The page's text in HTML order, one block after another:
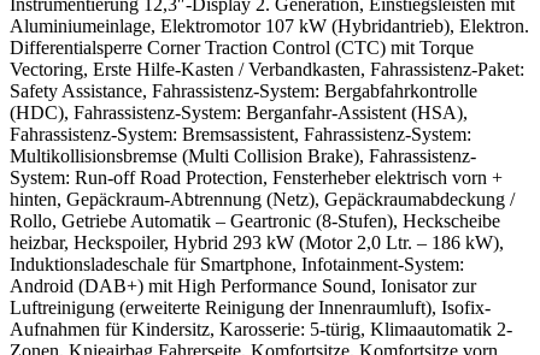
Instrumentierung 12,3″-Display 2. Generation, Einstiegsleisten mit
Aluminiumeinlage, Elektromotor 107 kW (Hybridantrieb), Elektron.
Differentialsperre Corner Traction Control (CTC) mit Torque
Vectoring, Erste Hilfe-Kasten / Verbandkasten, Fahrassistenz-Paket:
Safety Assistance, Fahrassistenz-System: Bergabfahrkontrolle
(HDC), Fahrassistenz-System: Berganfahr-Assistent (HSA),
Fahrassistenz-System: Bremsassistent, Fahrassistenz-System:
Multikollisionsbremse (Multi Collision Brake), Fahrassistenz-
System: Run-off Road Protection, Fensterheber elektrisch vorn +
hinten, Gepäckraum-Abtrennung (Netz), Gepäckraumabdeckung /
Rollo, Getriebe Automatik – Geartronic (8-Stufen), Heckscheibe
heizbar, Heckspoiler, Hybrid 293 kW (Motor 2,0 Ltr. – 186 kW),
Induktionsladeschale für Smartphone, Infotainment-System:
Android (DAB+) mit High Performance Sound, Ionisator zur
Luftreinigung (erweiterte Reinigung der Innenraumluft), Isofix-
Aufnahmen für Kindersitz, Karosserie: 5-türig, Klimaautomatik 2-
Zonen, Knieairbag Fahrerseite, Komfortsitze, Komfortsitze vorn